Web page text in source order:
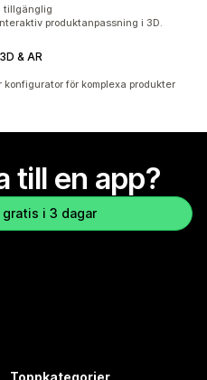
tillgänglig
produktanpassning i 3D.
& AR
för komplexa produkter
till en app?
gratis i 3 dagar